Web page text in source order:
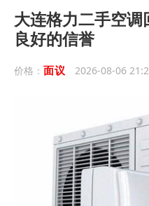
大连格力二手空调
良好的信誉
价格： 面议 2026-08-06